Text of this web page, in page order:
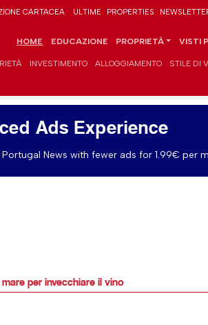
CARTACEA ULTIME PROPERTIES
HOME EDUCAZIONE PROPRIETÀ VISTI
INVESTIMENTO ALLOGGIAMENTO STILE DI
Ads Experience
Portugal News with fewer ads for 1.99€ per
per invecchiare il vino